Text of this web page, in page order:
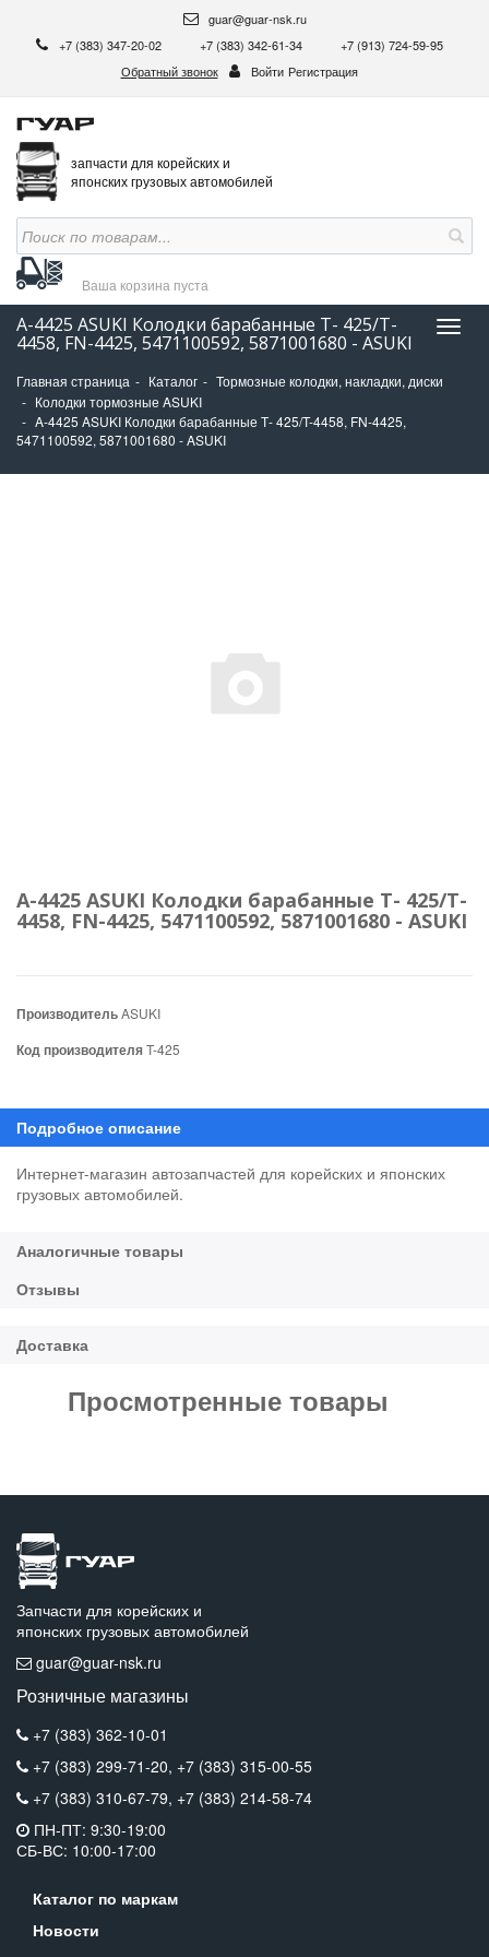
guar@guar-nsk.ru
+7 (383) 347-20-02
+7 (383) 342-61-34
+7 (913) 724-59-95
Обратный звонок
Войти Регистрация
запчасти для корейских и
японских грузовых автомобилей
Ваша корзина пуста
A-4425 ASUKI Колодки барабанные Т- 425/T-
4458, FN-4425, 5471100592, 5871001680 - ASUKI
Главная страница Каталог
Тормозные колодки, накладки, диски
Колодки тормозные ASUKI
A-4425 ASUKI Колодки барабанные Т- 425/T-4458, FN-4425,
5471100592, 5871001680 - ASUKI
A-4425 ASUKI Колодки барабанные Т- 425/T-
4458, FN-4425, 5471100592, 5871001680 - ASUKI
ПроизводительASUKI
Код производителяT-425
Интернет-магазин автозапчастей для корейских и японских
грузовых автомобилей.
Просмотренные товары
Запчасти для корейских и
японских грузовых автомобилей
guar@guar-nsk.ru
Розничные магазины
+7 (383) 362-10-01
+7 (383) 299-71-20, +7 (383) 315-00-55
+7 (383) 310-67-79, +7 (383) 214-58-74
ПН-ПТ: 9:30-19:00
СБ-ВС: 10:00-17:00
Каталог по маркам
Новости